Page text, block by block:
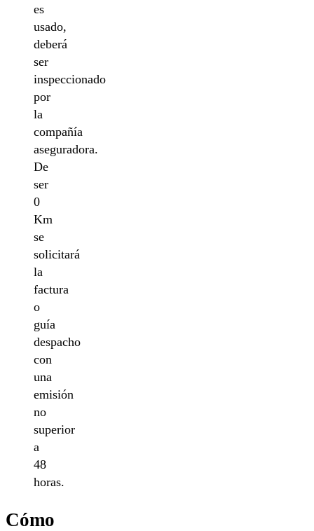
es
usado,
deberá
ser
inspeccionado
por
la
compañía
aseguradora.
De
ser
0
Km
se
solicitará
la
factura
o
guía
despacho
con
una
emisión
no
superior
a
48
horas.
Cómo